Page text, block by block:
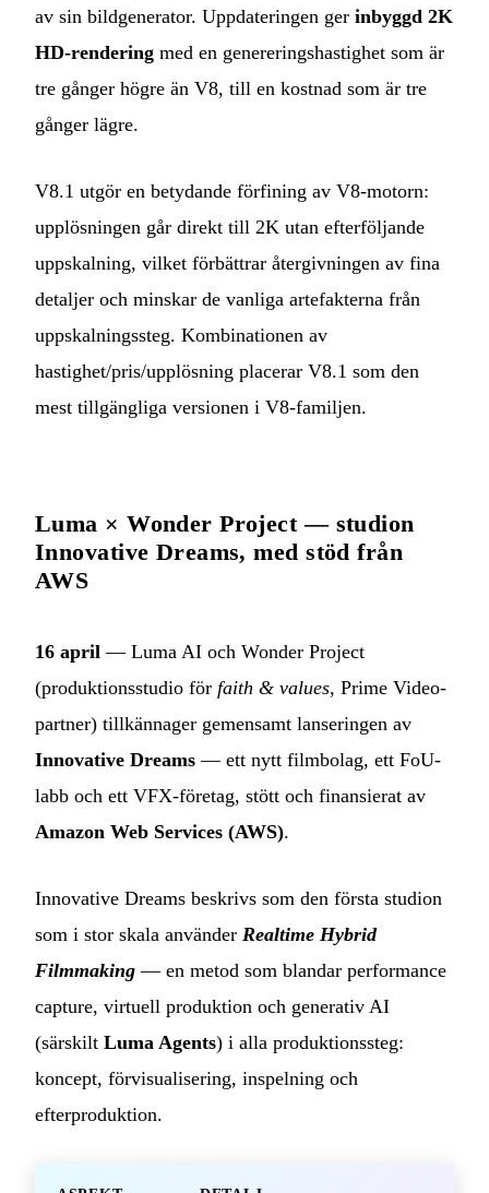
av sin bildgenerator. Uppdateringen ger inbyggd 2K
HD-rendering med en genereringshastighet som är
tre gånger högre än V8, till en kostnad som är tre
gånger lägre.
V8.1 utgör en betydande förfining av V8-motorn:
upplösningen går direkt till 2K utan efterföljande
uppskalning, vilket förbättrar återgivningen av fina
detaljer och minskar de vanliga artefakterna från
uppskalningssteg. Kombinationen av
hastighet/pris/upplösning placerar V8.1 som den
mest tillgängliga versionen i V8-familjen.
Luma × Wonder Project — studion
Innovative Dreams, med stöd från
AWS
16 april — Luma AI och Wonder Project
(produktionsstudio för faith & values, Prime Video-
partner) tillkännager gemensamt lanseringen av
Innovative Dreams — ett nytt filmbolag, ett FoU-
labb och ett VFX-företag, stött och finansierat av
Amazon Web Services (AWS).
Innovative Dreams beskrivs som den första studion
som i stor skala använder Realtime Hybrid
Filmmaking — en metod som blandar performance
capture, virtuell produktion och generativ AI
(särskilt Luma Agents) i alla produktionssteg:
koncept, förvisualisering, inspelning och
efterproduktion.